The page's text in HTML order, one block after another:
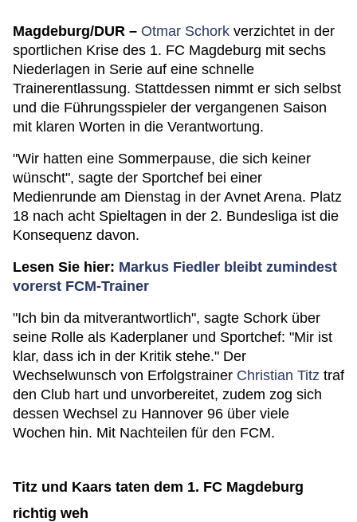
Magdeburg/DUR – Otmar Schork verzichtet in der
sportlichen Krise des 1. FC Magdeburg mit sechs
Niederlagen in Serie auf eine schnelle
Trainerentlassung. Stattdessen nimmt er sich selbst
und die Führungsspieler der vergangenen Saison
mit klaren Worten in die Verantwortung.
"Wir hatten eine Sommerpause, die sich keiner
wünscht", sagte der Sportchef bei einer
Medienrunde am Dienstag in der Avnet Arena. Platz
18 nach acht Spieltagen in der 2. Bundesliga ist die
Konsequenz davon.
Lesen Sie hier: Markus Fiedler bleibt zumindest
vorerst FCM-Trainer
"Ich bin da mitverantwortlich", sagte Schork über
seine Rolle als Kaderplaner und Sportchef: "Mir ist
klar, dass ich in der Kritik stehe." Der
Wechselwunsch von Erfolgstrainer Christian Titz traf
den Club hart und unvorbereitet, zudem zog sich
dessen Wechsel zu Hannover 96 über viele
Wochen hin. Mit Nachteilen für den FCM.
Titz und Kaars taten dem 1. FC Magdeburg
richtig weh